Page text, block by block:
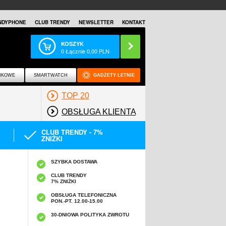
CLUB TRENDY NEWSLETTER KONTAKT
KOSZYK
0Łącznie0,00 PLN
SMARTWATCH GADŻETY LETNIE
TOP 20
OBSŁUGA KLIENTA
CLUB TRENDY - 7%
ZNIŻKI
SZYBKA DOSTAWA
CLUB TRENDY
7% ZNIŻKI
OBSŁUGA TELEFONICZNA
PON.-PT. 12.00-15.00
30-DNIOWA POLITYKA ZWROTU